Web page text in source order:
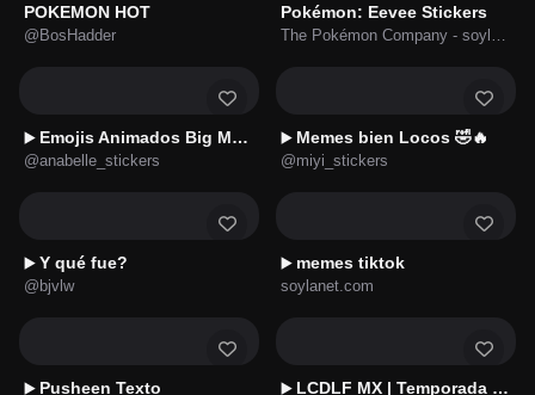
POKEMON HOT
@BosHadder
Pokémon: Eevee Stickers
▶️ Emojis Animados Big Moods 2 😌✨
@anabelle_stickers
▶️ Memes bien Locos 🤣🔥
@miyi_stickers
▶️ Y qué fue?
@bjvlw
▶️ memes tiktok
soylanet.com
▶️ Pusheen Texto ▶️ LCDLF MX | Temporada 4 💙